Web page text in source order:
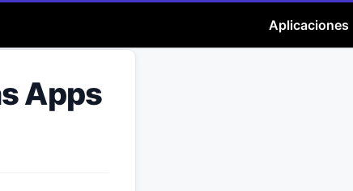
Aplicaciones
Apps